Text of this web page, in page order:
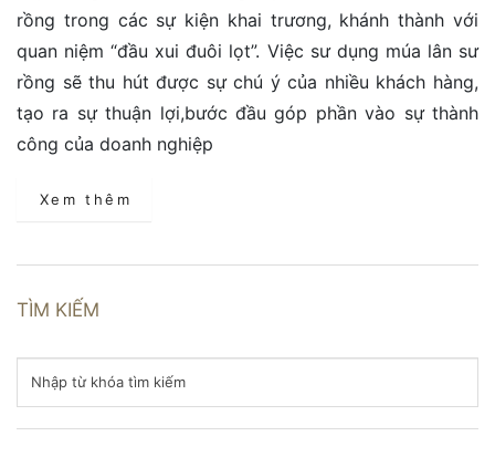
rồng trong các sự kiện khai trương, khánh thành với
quan niệm “đầu xui đuôi lọt”. Việc sư dụng múa lân sư
rồng sẽ thu hút được sự chú ý của nhiều khách hàng,
tạo ra sự thuận lợi,bước đầu góp phần vào sự thành
công của doanh nghiệp
Xem thêm
TÌM KIẾM